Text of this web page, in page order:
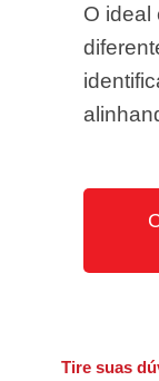
O ideal
Tire suas